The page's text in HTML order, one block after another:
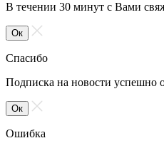
В течении 30 минут с Вами
Ок
Спасибо
Подписка на новости успешно
Ок
Ошибка